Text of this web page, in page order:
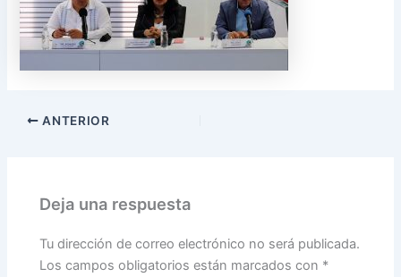
ANTERIOR
Deja una respuesta
Tu dirección de correo electrónico no será publicada.
Los campos obligatorios están marcados con *